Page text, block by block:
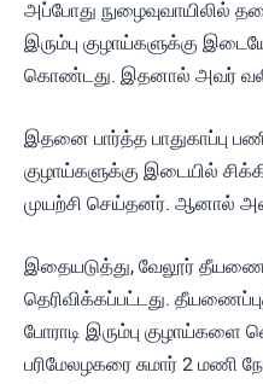
அப்போது நுழைவுவாயிலில்
இரும்பு குழாய்களுக்கு
கொண்டது. இதனால் அவர்
இதனை பார்த்த பாதுகாப்பு
குழாய்களுக்கு இடையில்
முயற்சி செய்தனர். ஆனால்
இதையடுத்து, வேலூர்
தெரிவிக்கப்பட்டது.
போராடி இரும்பு குழாய்களை
பரிமேலழகரை சுமார் 2 மணி